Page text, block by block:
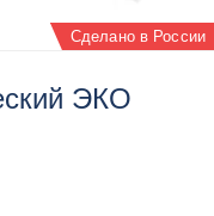
Сделано в России
ЭКО